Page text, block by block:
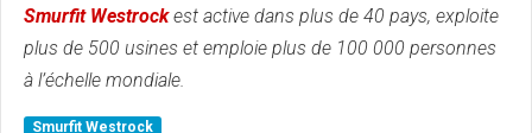
Smurfit Westrockest active dans plus de 40 pays, exploite
plus de 500 usines et emploie plus de 100 000 personnes
à l’échelle mondiale.
Smurfit Westrock